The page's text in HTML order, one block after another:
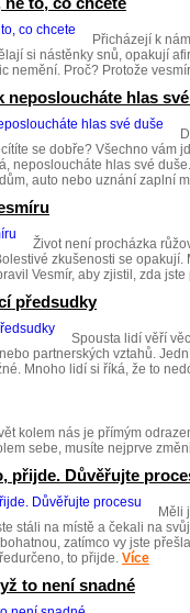
Přicházejí k
si nástěnky snů, opakují
nemění. Proč? Protože
neposloucháte hlas
se dobře? Všechno vám
neposloucháte hlas své
auto nebo uznání zaplní
Život není procházka
zkušenosti se
Vesmír, aby zjistil, zda
předsudky
Spousta lidí věří
partnerských vztahů.
Mnoho lidí si říká, že to
kolem nás je přímým
sebe, musíte nejprve
přijde. Důvěřujte
Měli
stáli na místě a čekali na
zatímco vy jste
to přijde. Více
to není snadné